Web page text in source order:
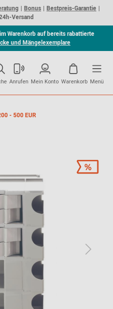
Bonus
Bestpreis-Garantie
Versand
Warenkorb auf bereits rabattierte
und Mängelexemplare
Anrufen Mein Konto Warenkorb Menü
- 500 EUR